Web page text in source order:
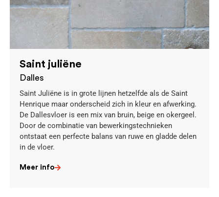
Saint juliëne
Dalles
Saint Juliëne is in grote lijnen hetzelfde als de Saint
Henrique maar onderscheid zich in kleur en afwerking.
De Dallesvloer is een mix van bruin, beige en okergeel.
Door de combinatie van bewerkingstechnieken
ontstaat een perfecte balans van ruwe en gladde delen
in de vloer.
Meer info